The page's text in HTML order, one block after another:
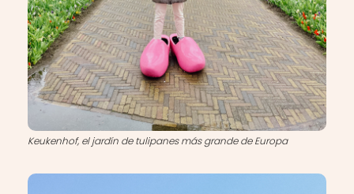
Keukenhof, el jardín de tulipanes más grande de Europa